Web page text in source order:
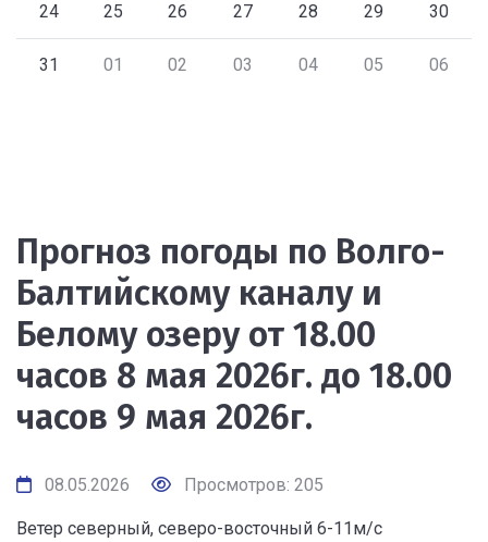
24 25 26 27 28 29 30
31 01 02 03 04 05 06
Прогноз погоды по Волго-
Балтийскому каналу и
Белому озеру от 18.00
часов 8 мая 2026г. до 18.00
часов 9 мая 2026г.
08.05.2026 Просмотров: 205
Ветер северный, северо-восточный 6-11м/с